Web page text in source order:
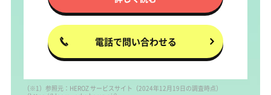
電話で問い合わせる
（※1）参照元：HEROZ サービスサイト（2024年12月19日の調査時点）